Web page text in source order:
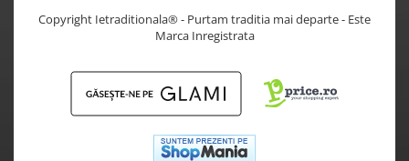
Copyright Ietraditionala® - Purtam traditia mai departe - Este
Marca Inregistrata